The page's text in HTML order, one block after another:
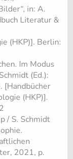
in: A.
Literatur &
(HKP)]. Berlin:
Im Modus
(Ed.):
[Handbücher
(HKP)].
/ S. Schmidt
2021, p.